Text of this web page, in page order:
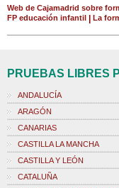
Web de Cajamadrid sobre
FP educación infantil La
PRUEBAS LIBRES
ANDALUCÍA
ARAGÓN
CANARIAS
CASTILLA LA MANCHA
CASTILLA Y LEÓN
CATALUÑA